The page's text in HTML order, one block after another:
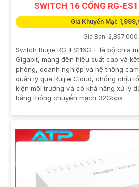
SWITCH 16 CỔNG RG-
Giá Khuyến Mại:
Giá Bán: 2,857,000
Switch Ruijie RG-ES116G-L là bộ chia
Gigabit, mang đến hiệu suất cao và
phòng, doanh nghiệp và hệ thống
quản lý qua Ruijie Cloud, chống chịu
kiện môi trường và có khả năng xử lý
băng thông chuyển mạch 32Gbps